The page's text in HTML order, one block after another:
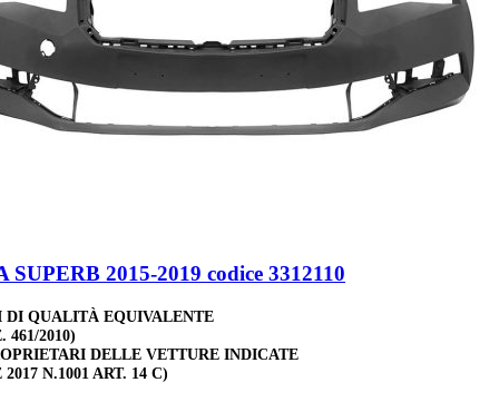
SUPERB 2015-2019 codice 3312110
DI QUALITÀ EQUIVALENTE
461/2010)
DELLE VETTURE INDICATE
N.1001 ART. 14 C)